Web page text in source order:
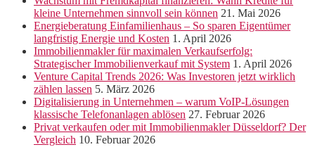
kleine Unternehmen sinnvoll sein können 21. Mai 2026
Energieberatung Einfamilienhaus – So sparen Eigentümer
langfristig Energie und Kosten 1. April 2026
Immobilienmakler für maximalen Verkaufserfolg:
Strategischer Immobilienverkauf mit System 1. April 2026
Venture Capital Trends 2026: Was Investoren jetzt wirklich
zählen lassen 5. März 2026
Digitalisierung in Unternehmen – warum VoIP-Lösungen
klassische Telefonanlagen ablösen 27. Februar 2026
Privat verkaufen oder mit Immobilienmakler Düsseldorf? Der
Vergleich 10. Februar 2026